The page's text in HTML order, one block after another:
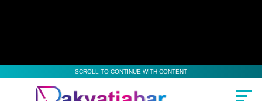
SCROLL TO CONTINUE WITH CONTENT